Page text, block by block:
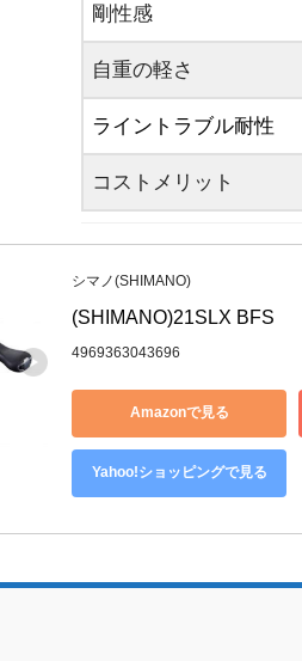
剛性感
自重の軽さ
ライントラブル耐性
コストメリット
シマノ(SHIMANO)
(SHIMANO)21SLX BFS
4969363043696
Amazonで見る
Yahoo!ショッピングで見る